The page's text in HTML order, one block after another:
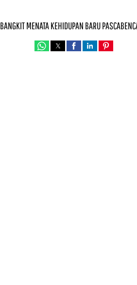
BANGKIT MENATA KEHIDUPAN BARU